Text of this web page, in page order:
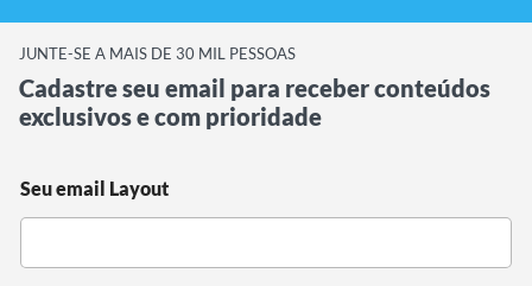
JUNTE-SE A MAIS DE 30 MIL PESSOAS
Cadastre seu email para receber conteúdos
exclusivos e com prioridade
Seu email Layout